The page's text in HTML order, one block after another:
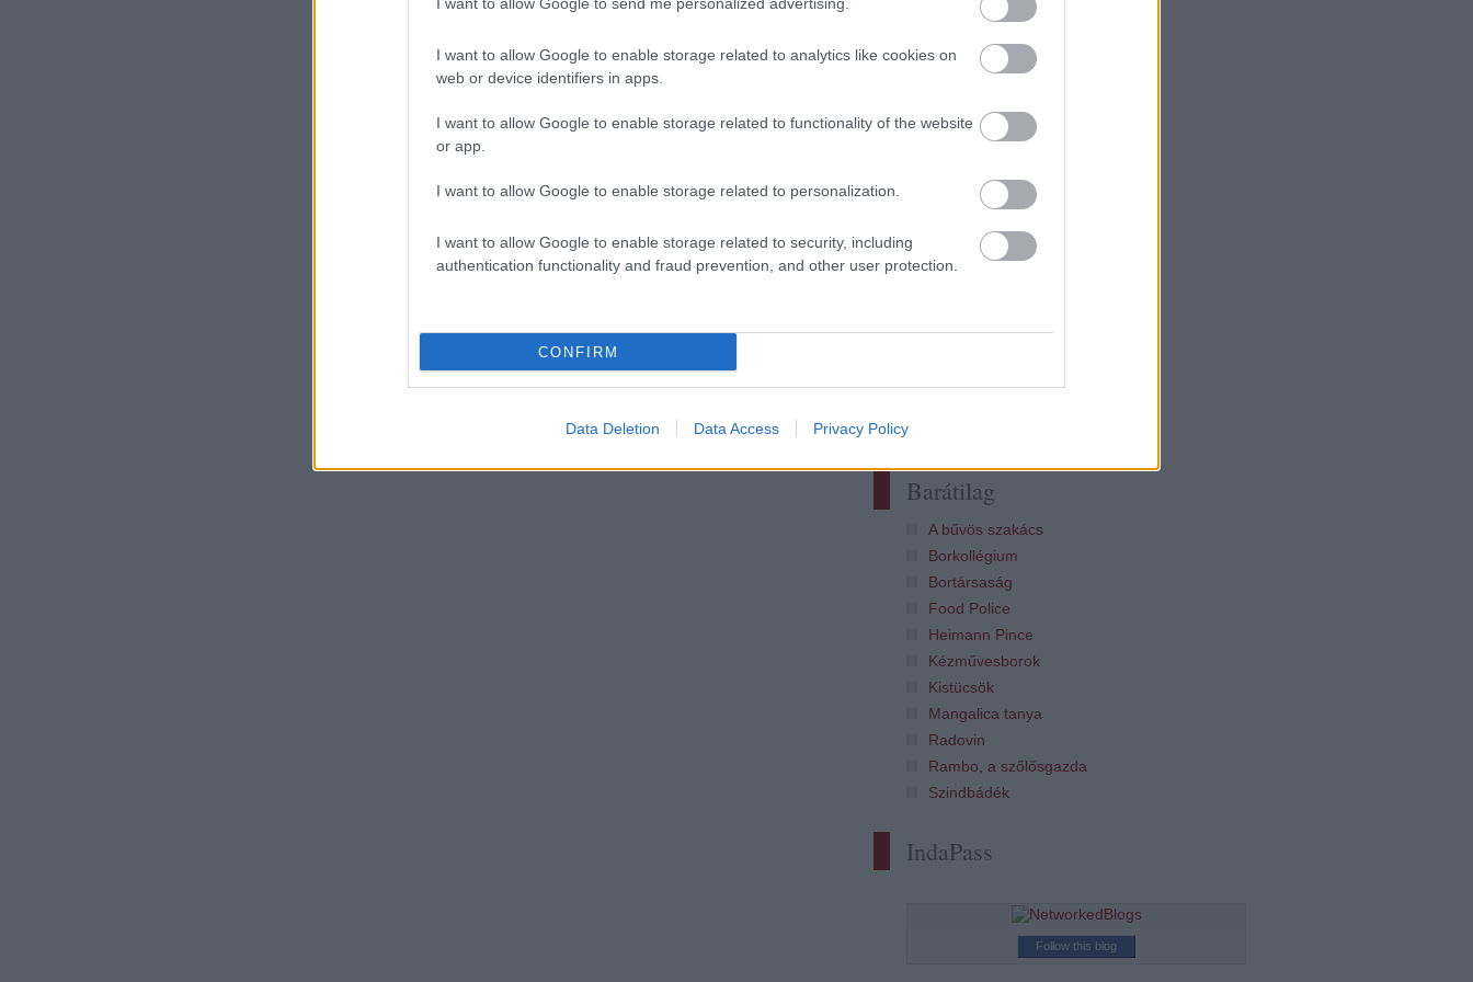
I want to allow Google to enable storage related to analytics like cookies on
web or device identifiers in apps.
I want to allow Google to enable storage related to functionality of the website
or app.
I want to allow Google to enable storage related to personalization.
I want to allow Google to enable storage related to security, including
authentication functionality and fraud prevention, and other user protection.
CONFIRM
Data Deletion Data Access Privacy Policy
Kollégák
Albert gazda
Bordoktor
Borwerk
Jamie Goode
Barátilag
A bűvös szakács
Borkollégium
Bortársaság
Food Police
Heimann Pince
Kézművesborok
Kistücsök
Mangalica tanya
Radovin
Rambo, a szőlősgazda
Szindbádék
IndaPass
Follow this blog